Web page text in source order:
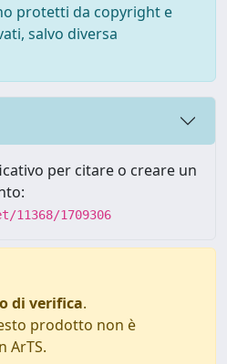
protetti da copyright e
salvo diversa
per citare o creare un
1709306
di verifica.
prodotto non è
ArTS.